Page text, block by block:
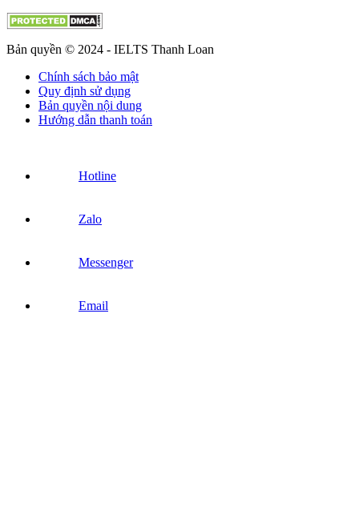
Bản quyền © 2024 - IELTS Thanh Loan
Chính sách bảo mật
Quy định sử dụng
Bản quyền nội dung
Hướng dẫn thanh toán
Hotline
Zalo
Messenger
Email